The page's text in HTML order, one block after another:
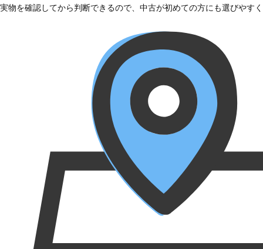
実物を確認してから判断できるので、中古が初めての方にも選びやす